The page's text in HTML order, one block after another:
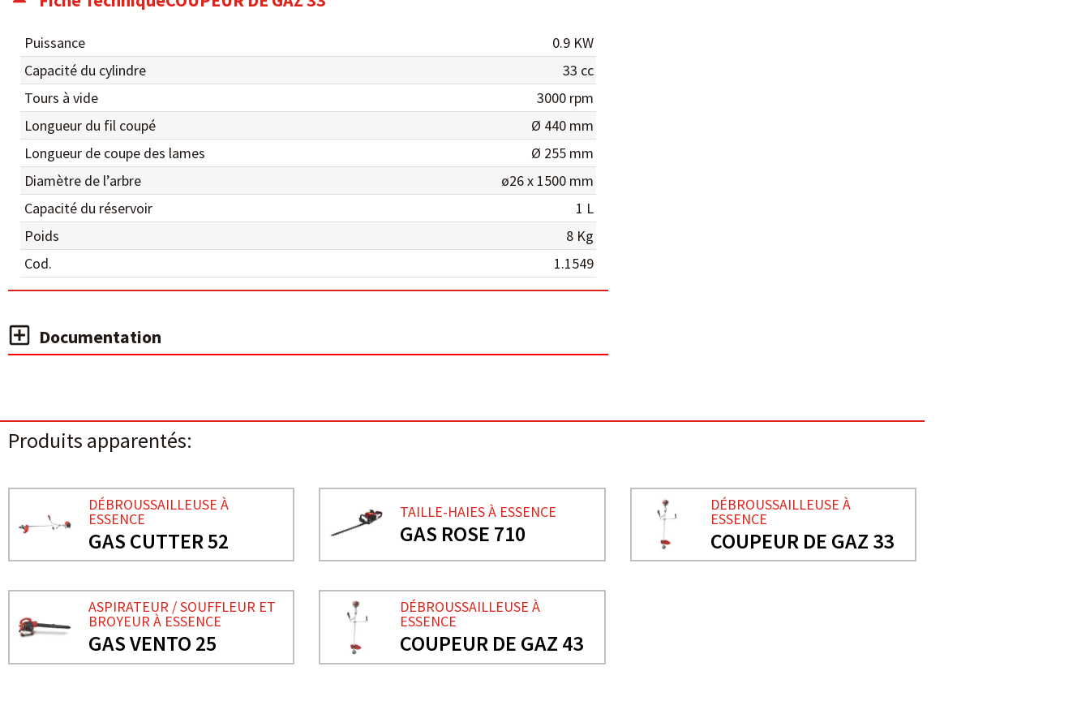
Puissance
0.9 KW
Capacité du cylindre
33 cc
Tours à vide
3000 rpm
Longueur du fil coupé
Ø 440 mm
Longueur de coupe des lames
Ø 255 mm
Diamètre de l’arbre
ø26 x 1500 mm
Capacité du réservoir
1 L
Poids
8 Kg
Cod.
1.1549
Documentation
Produits apparentés:
DÉBROUSSAILLEUSE À
ESSENCE
GAS CUTTER 52
TAILLE-HAIES À ESSENCE
GAS ROSE 710
DÉBROUSSAILLEUSE À
ESSENCE
COUPEUR DE GAZ 33
ASPIRATEUR / SOUFFLEUR ET
BROYEUR À ESSENCE
GAS VENTO 25
DÉBROUSSAILLEUSE À
ESSENCE
COUPEUR DE GAZ 43